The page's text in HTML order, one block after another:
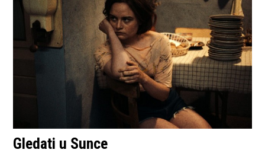
Gledati u Sunce